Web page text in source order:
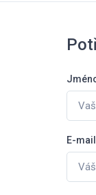
E-mail